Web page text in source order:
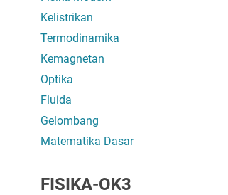
Kelistrikan
Termodinamika
Kemagnetan
Optika
Fluida
Gelombang
Matematika Dasar
FISIKA-OK3